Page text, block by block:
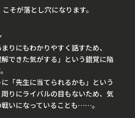
そが落とし穴になります。
りにもわかりやすく話すため、
解できた気がする」という錯覚に陥
「先生に当てられるかも」という
りにライバルの目もないため、気
いになっていることも……。